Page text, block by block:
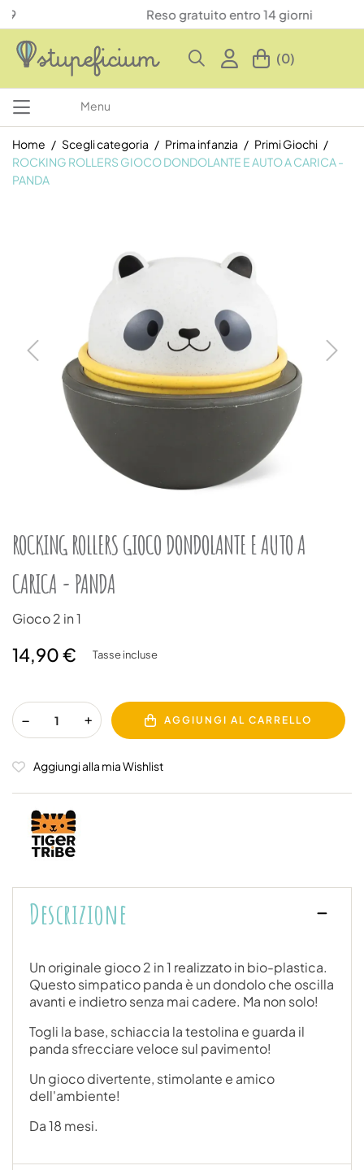
Reso gratuito entro 14 giorni
(0)
Menu
Home Scegli categoria Prima infanzia
Primi Giochi
ROCKING ROLLERS GIOCO DONDOLANTE E AUTO A CARICA -
PANDA
ROCKING ROLLERS GIOCO DONDOLANTE E AUTO A
CARICA - PANDA
Gioco 2 in 1
14,90 € Tasse incluse
AGGIUNGI AL CARRELLO
Aggiungi alla mia Wishlist
Descrizione
Un originale gioco 2 in 1 realizzato in bio-plastica.
Questo simpatico panda è un dondolo che oscilla
avanti e indietro senza mai cadere. Ma non solo!
Togli la base, schiaccia la testolina e guarda il
panda sfrecciare veloce sul pavimento!
Un gioco divertente, stimolante e amico
dell'ambiente!
Da 18 mesi.